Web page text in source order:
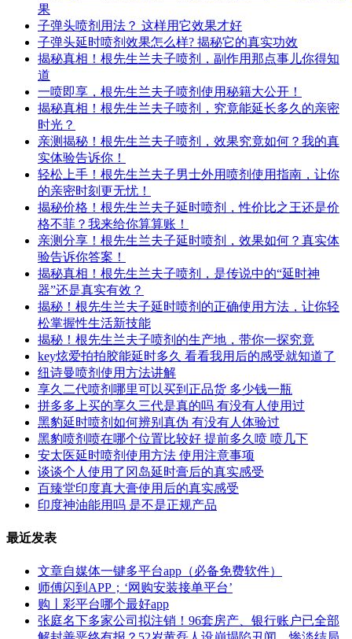
果
子弹头喷剂用法？ 这样用它效果才好
子弹头延时喷剂效果怎么样? 揭秘它的真实功效
揭秘真相！根先生兰夫子喷剂，副作用那点事儿你得知
道
一喷即享，根先生兰夫子喷剂使用秘籍大公开！
揭秘真相！根先生兰夫子喷剂，究竟能延长多久的亲密
时光？
亲测揭秘！根先生兰夫子喷剂，效果究竟如何？我的真
实体验告诉你！
轻松上手！根先生兰夫子男士外用喷剂使用指南，让你
的亲密时刻更无忧！
揭秘价格！根先生兰夫子延时喷剂，性价比之王还是价
格不菲？我来给你算算账！
亲测分享！根先生兰夫子延时喷剂，效果如何？真实体
验告诉你答案！
揭秘真相！根先生兰夫子喷剂，是传说中的“延时神
器”还是真实有效？
揭秘！根先生兰夫子延时喷剂的正确使用方法，让你轻
松掌握性生活新技能
揭秘！根先生兰夫子喷剂的生产地，带你一探究竟
key炫爱拍拍胶能延时多久 看看我用后的感受就知道了
纽诗曼喷剂使用方法讲解
享久二代喷剂哪里可以买到正品货 多少钱一瓶
拼多多上买的享久三代是真的吗 有没有人使用过
黑豹延时喷剂如何辨别真伪 有没有人体验过
黑豹喷剂喷在哪个位置比较好 提前多久喷 喷几下
安太医延时喷剂使用方法 使用注意事项
谈谈个人使用了冈岛延时膏后的真实感受
百臻堂印度真大膏使用后的真实感受
印度神油能用吗 是不是正规产品
最近发表
文章自媒体一键多平台app（必备免费软件）
师傅闪到APP；‘网购安装接单平台’
购丨彩平台哪个最好app
张庭名下多家公司拟注销！96套房产、银行账户已全部